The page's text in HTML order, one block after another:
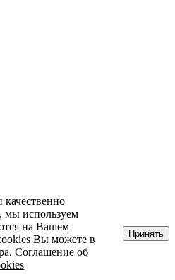
мы используем
на Вашем
Вы можете в
Соглашение об
Принять